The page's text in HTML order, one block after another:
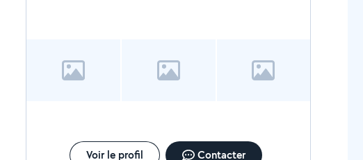
Voir le profil Contacter